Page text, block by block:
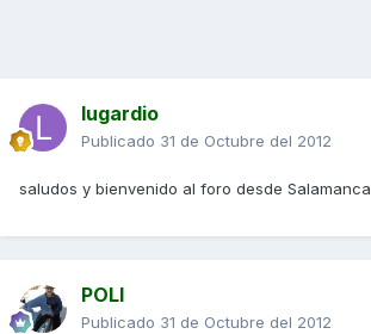
lugardio
Publicado 31 de Octubre del 2012
saludos y bienvenido al foro desde Salamanca
POLI
Publicado 31 de Octubre del 2012